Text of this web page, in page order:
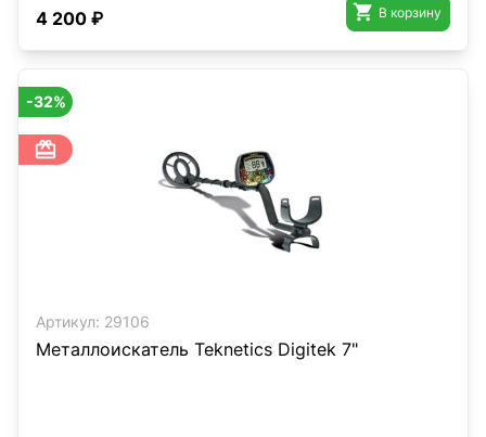
4 200 ₽  В корзину
Артикул: 29106
Металлоискатель Teknetics Digitek 7"
-32%
